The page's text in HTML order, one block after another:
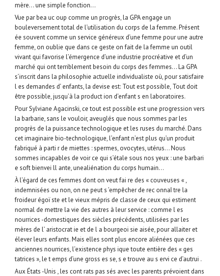
mère… une simple fonction…
Vue par bea uc oup comme un progrès, la GPA engage un
bouleversement total de l’utilisation du corps de la femme. Présent
ée souvent comme un service généreux d’une femme pour une autre
femme, on oublie que dans ce geste on fait de la femme un outil
vivant qui favorise l’émergence d’une industrie procréative et d’un
marché qui ont terriblement besoin du corps des femmes… La GPA
s’inscrit dans la philosophie actuelle individualiste où, pour satisfaire
l es demandes d’ enfants, la devise est: Tout est possible, Tout doit
être possible, jusqu’à la product ion d’enfant s en laboratoires.
Pour Sylviane Agacinski, ce tout est possible est une progression vers
la barbarie, sans le vouloir, aveuglés que nous sommes par les
progrès de la puissance technologique et les ruses du marché. Dans
cet imaginaire bio-technologique, l’enfant n’est plus qu’un produit
fabriqué à parti r de miettes : spermes, ovocytes, utérus… Nous
sommes incapables de voir ce qui s’étale sous nos yeux : une barbari
e soft bienvei ll ante, unealiénation du corps humain…
À l’égard de ces femmes dont on veut fai re des « couveuses « ,
indemnisées ou non, on ne peut s ’empêcher de rec onnaî tre la
froideur égoï ste et le vieux mépris de classe de ceux qui estiment
normal de mettre la vie des autres à leur service : comme l es
nourrices -domestiques des siècles précédents, utilisées par les
mères de l’ aristocrat ie et de l a bourgeoi sie aisée, pour allaiter et
élever leurs enfants. Mais elles sont plus encore aliénées que ces
anciennes nourrices, l’existence phys ique toute entière des « ges
tatrices », le t emps d’une gross es se, s e trouve au s ervi ce d’autrui .
Aux États -Unis , les cont rats pas sés avec les parents prévoient dans